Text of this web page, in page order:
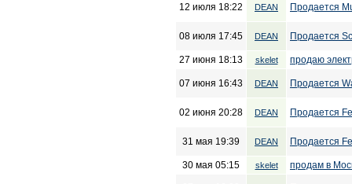
12 июля 18:22 DEAN Продается
08 июля 17:45 DEAN Продается
27 июня 18:13 skelet продаю
07 июня 16:43 DEAN Продается
02 июня 20:28 DEAN Продается
31 мая 19:39 DEAN Продается
30 мая 05:15 skelet продам в